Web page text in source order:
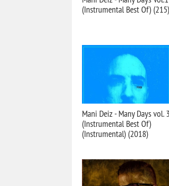
(Instrumental Best Of) (215)
Mani Deiz - Many Days vol. 3
(Instrumental Best Of)
(Instrumental) (2018)